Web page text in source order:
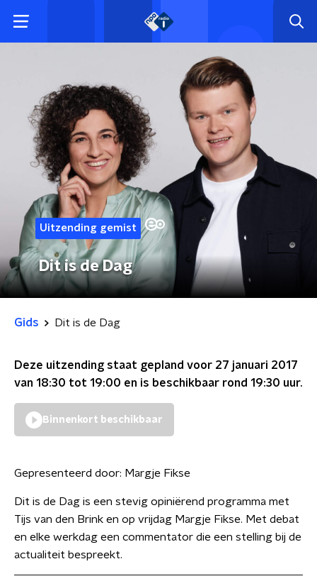
Uitzending gemist
Dit is de Dag
Gids Dit is de Dag
Deze uitzending staat gepland voor 27 januari 2017
van 18:30 tot 19:00 en is beschikbaar rond 19:30 uur.
Binnenkort beschikbaar
Gepresenteerd door: Margje Fikse
Dit is de Dag is een stevig opiniërend programma met
Tijs van den Brink en op vrijdag Margje Fikse. Met debat
en elke werkdag een commentator die een stelling bij de
actualiteit bespreekt.